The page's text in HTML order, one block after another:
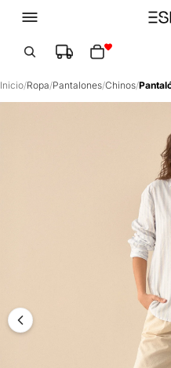
Inicio/Ropa/Pantalones/Chinos/